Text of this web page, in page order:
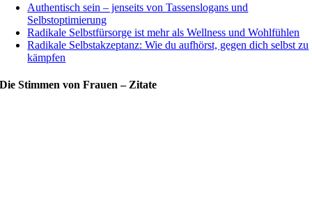
Authentisch sein – jenseits von Tassenslogans und
Selbstoptimierung
Radikale Selbstfürsorge ist mehr als Wellness und Wohlfühlen
Radikale Selbstakzeptanz: Wie du aufhörst, gegen dich selbst zu
kämpfen
Die Stimmen von Frauen – Zitate